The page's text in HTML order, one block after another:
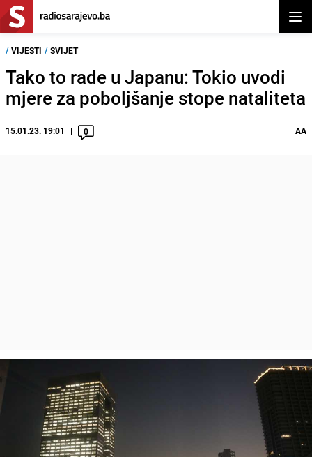
/ VIJESTI / SVIJET
Tako to rade u Japanu: Tokio uvodi
mjere za poboljšanje stope nataliteta
15.01.23. 19:01 0 AA